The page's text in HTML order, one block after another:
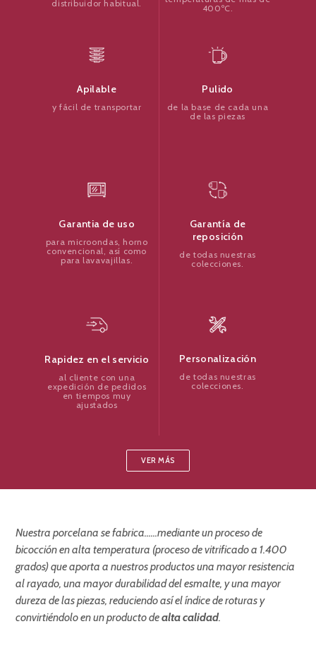
distribuidor habitual.
400ºC.
Apilable
y fácil de transportar
Pulido
de la base de cada una
de las piezas
Garantia de uso
para microondas, horno
convencional, así como
para lavavajillas.
Garantía de
reposición
de todas nuestras
colecciones.
Rapidez en el servicio
al cliente con una
expedición de pedidos
en tiempos muy
ajustados
Personalización
de todas nuestras
colecciones.
VER MÁS
Nuestra porcelana se fabrica......mediante un proceso de
bicocción en alta temperatura (proceso de vitrificado a 1.400
grados) que aporta a nuestros productos una mayor resistencia
al rayado, una mayor durabilidad del esmalte, y una mayor
dureza de las piezas, reduciendo así el índice de roturas y
convirtiéndolo en un producto dealta calidad.